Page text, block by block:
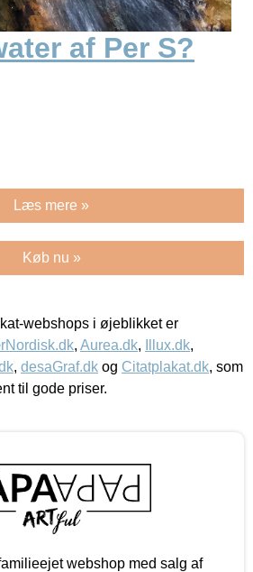
af Per S?
Læs mere »
Køb nu »
webshops i øjeblikket er
, Aurea.dk, Illux.dk,
, desaGraf.dk og Citatplakat.dk, som
til gode priser.
webshop med salg af